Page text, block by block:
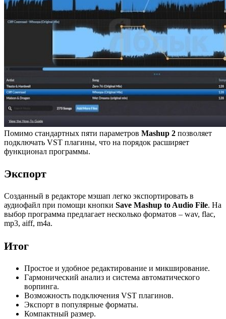
Помимо стандартных пяти параметров Mashup 2 позволяет
подключать VST плагины, что на порядок расширяет
функционал программы.
Экспорт
Созданный в редакторе мэшап легко экспортировать в
аудиофайл при помощи кнопки Save Mashup to Audio File. На
выбор программа предлагает несколько форматов – wav, flac,
mp3, aiff, m4a.
Итог
Простое и удобное редактирование и микширование.
Гармонический анализ и система автоматического
ворпинга.
Возможность подключения VST плагинов.
Экспорт в популярные форматы.
Компактный размер.